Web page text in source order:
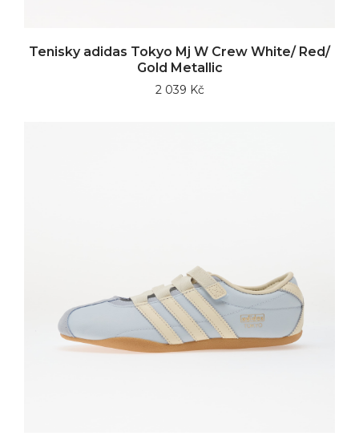
Tenisky adidas Tokyo Mj W Crew White/ Red/
Gold Metallic
2 039 Kč